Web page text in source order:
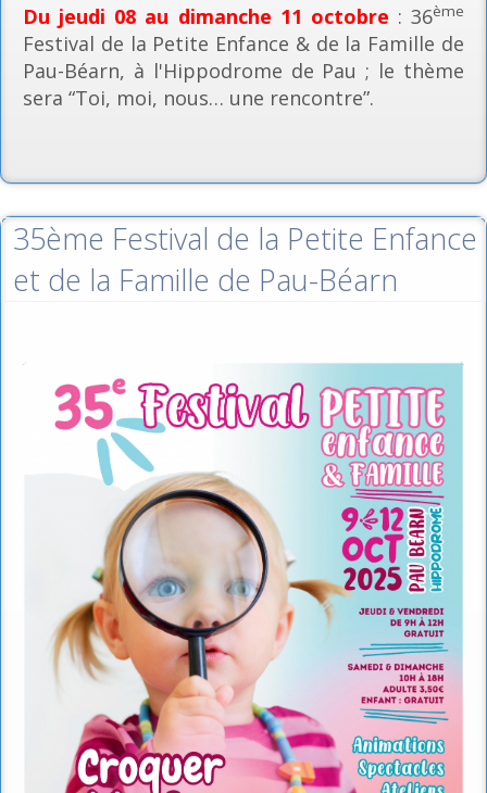
Du jeudi 08 au dimanche 11 octobre : 36ème
Festival de la Petite Enfance & de la Famille de
Pau-Béarn, à l'Hippodrome de Pau ; le thème
sera “Toi, moi, nous… une rencontre”.
35ème Festival de la Petite Enfance
et de la Famille de Pau-Béarn